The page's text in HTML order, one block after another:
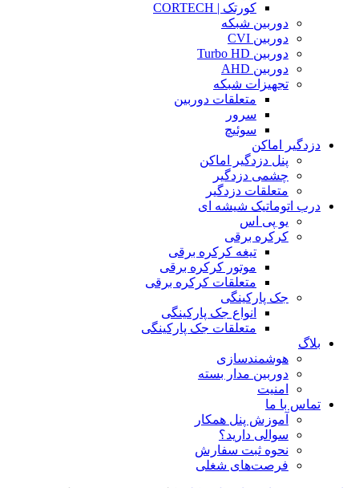
کورتک | CORTECH
دوربین شبکه
دوربین CVI
دوربین Turbo HD
دوربین AHD
تجهیزات شبکه
متعلقات دوربین
سرور
سوئیچ
دزدگیر اماکن
پنل دزدگیر اماکن
چشمی دزدگیر
متعلقات دزدگیر
درب اتوماتیک شیشه ای
یو پی اس
کرکره برقی
تیغه کرکره برقی
موتور کرکره برقی
متعلقات کرکره برقی
جک پارکینگی
انواع جک پارکینگی
متعلقات جک پارکینگی
بلاگ
هوشمندسازی
دوربین مدار بسته
امنیت
تماس با ما
آموزش پنل همکار
سوالی دارید؟
نحوه ثبت سفارش
فرصت‌های شغلی